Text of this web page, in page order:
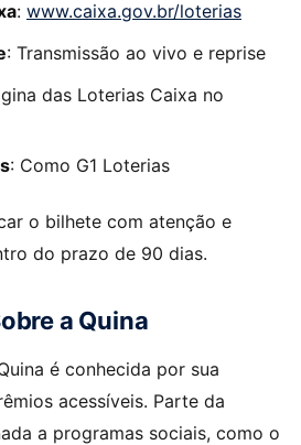
: www.caixa.gov.br/loterias
: Transmissão ao vivo e reprise
das Loterias Caixa no
: Como G1 Loterias
o bilhete com atenção e
do prazo de 90 dias.
a Quina
é conhecida por sua
acessíveis. Parte da
a programas sociais, como o